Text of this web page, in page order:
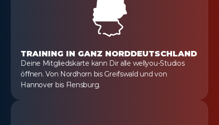
TRAINING IN GANZ NORDDEUTSCHLAND
Deine Mitgliedskarte kann Dir alle wellyou-Studios
öffnen. Von Nordhorn bis Greifswald und von
Hannover bis Flensburg.